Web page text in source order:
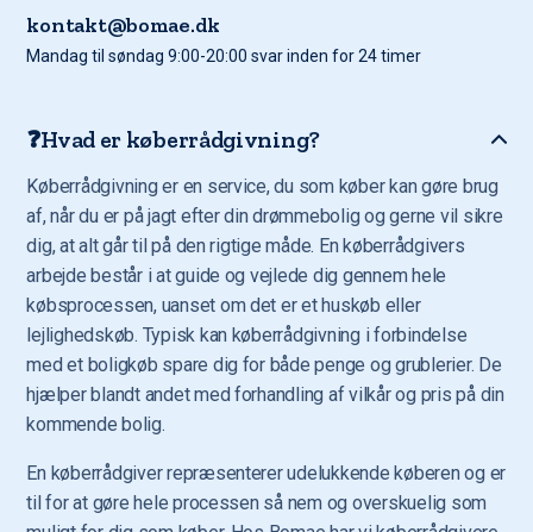
kontakt@bomae.dk
Mandag til søndag 9:00-20:00 svar inden for 24 timer
❓Hvad er køberrådgivning?
Køberrådgivning er en service, du som køber kan gøre brug
af, når du er på jagt efter din drømmebolig og gerne vil sikre
dig, at alt går til på den rigtige måde. En køberrådgivers
arbejde består i at guide og vejlede dig gennem hele
købsprocessen, uanset om det er et huskøb eller
lejlighedskøb. Typisk kan køberrådgivning i forbindelse
med et boligkøb spare dig for både penge og grublerier. De
hjælper blandt andet med forhandling af vilkår og pris på din
kommende bolig.
En køberrådgiver repræsenterer udelukkende køberen og er
til for at gøre hele processen så nem og overskuelig som